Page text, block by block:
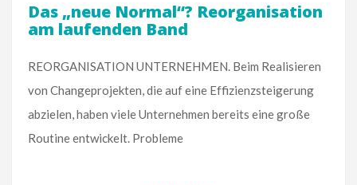
Das „neue Normal“? Reorganisation
am laufenden Band
REORGANISATION UNTERNEHMEN. Beim Realisieren
von Changeprojekten, die auf eine Effizienzsteigerung
abzielen, haben viele Unternehmen bereits eine große
Routine entwickelt. Probleme